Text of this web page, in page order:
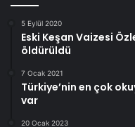
5 Eylül 2020
Eski Keşan Vaizesi
öldürüldü
7 Ocak 2021
Türkiye’nin en çok
var
20 Ocak 2023